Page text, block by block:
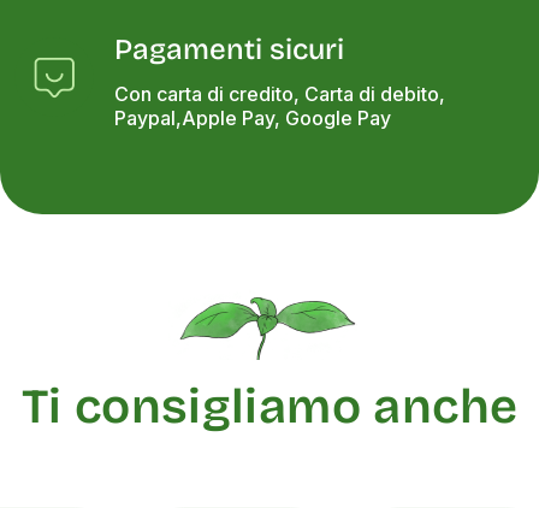
Pagamenti sicuri
Con carta di credito, Carta di debito,
Paypal,Apple Pay, Google Pay
Ti consigliamo anche